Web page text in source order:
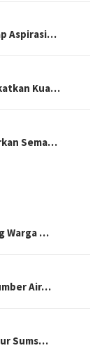
Aspirasi…
Kua…
Sema…
Warga …
Air…
Sums…